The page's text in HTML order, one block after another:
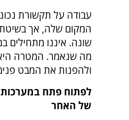
עבודה על תקשורת
המקום שלה, אך בשיטת
שונה. איננו
מה שנאמר. המטרה
ולהפנות את המבט
לפתוח פתח במערכות
של האחר